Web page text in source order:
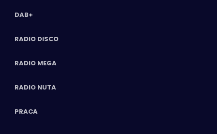
DAB+
RADIO DISCO
RADIO MEGA
RADIO NUTA
PRACA